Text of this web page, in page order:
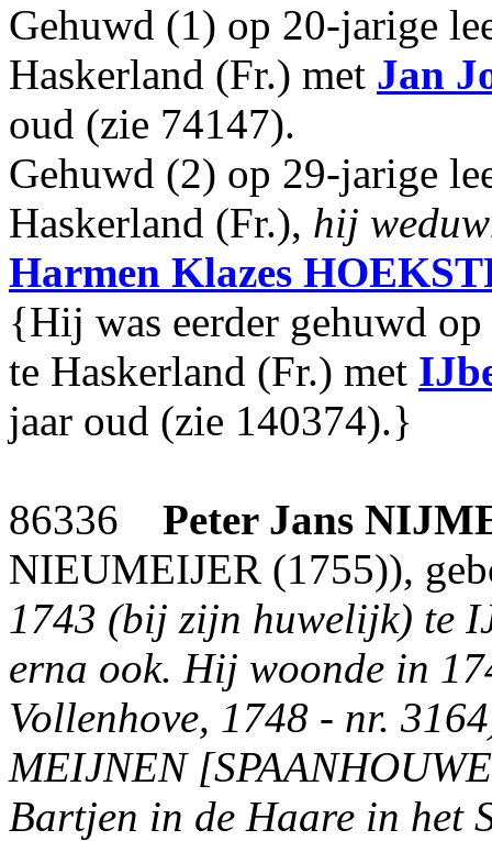
Gehuwd (1) op 20-jarige
Haskerland (Fr.) met Jan
oud (zie 74147).
Gehuwd (2) op 29-jarige
Haskerland (Fr.), hij
Harmen Klazes
{Hij was eerder gehuwd
te Haskerland (Fr.) met
jaar oud (zie 140374).}
86336 Peter Jans
NIEUMEIJER (1755)),
1743 (bij zijn huwelijk) te
erna ook. Hij woonde in
Vollenhove, 1748 - nr.
MEIJNEN
Bartjen in de Haare in het